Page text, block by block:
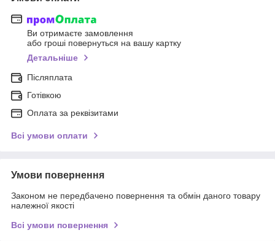
Ви отримаєте замовлення
або гроші повернуться на вашу картку
Детальніше
Післяплата
Готівкою
Оплата за реквізитами
Всі умови оплати
Умови повернення
Законом не передбачено повернення та обмін даного товару
належної якості
Всі умови повернення